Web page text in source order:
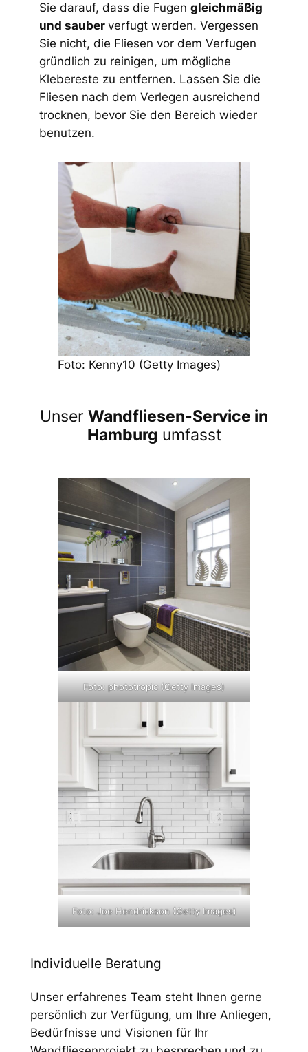
Sie darauf, dass die Fugengleichmäßig
und sauberverfugt werden. Vergessen
Sie nicht, die Fliesen vor dem Verfugen
gründlich zu reinigen, um mögliche
Klebereste zu entfernen. Lassen Sie die
Fliesen nach dem Verlegen ausreichend
trocknen, bevor Sie den Bereich wieder
benutzen.
Foto: Kenny10 (Getty Images)
Unser Wandfliesen-Service in
Hamburg umfasst
Foto: phototropic (Getty Images)
Foto: Joe Hendrickson (Getty Images)
Individuelle Beratung
Unser erfahrenes Team steht Ihnen gerne
persönlich zur Verfügung, um Ihre Anliegen,
Bedürfnisse und Visionen für Ihr